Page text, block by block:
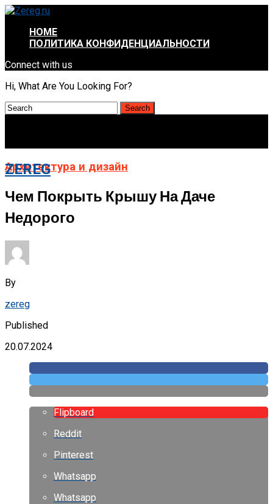
HOME
ПОЛИТИКА КОНФИДЕНЦИАЛЬНОСТИ
Connect with us
Hi, What Are You Looking For?
ZEREG
Архитектура и дизайн
Чем Покрыть Крышу На Даче
Недорого
By
zereg
Published
20.07.2024
Flipboard
Reddit
Pinterest
Whatsapp
Whatsapp